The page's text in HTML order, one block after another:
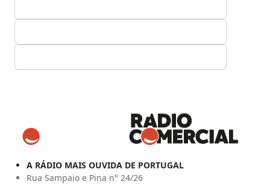
A RÁDIO MAIS OUVIDA DE PORTUGAL
Rua Sampaio e Pina n° 24/26